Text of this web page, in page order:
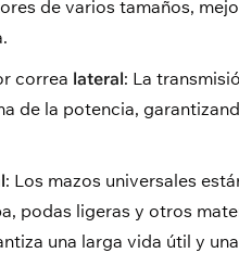
de varios tamaños,
correa lateral: La
de la potencia,
: Los mazos universales
podas ligeras y otros
una larga vida útil y